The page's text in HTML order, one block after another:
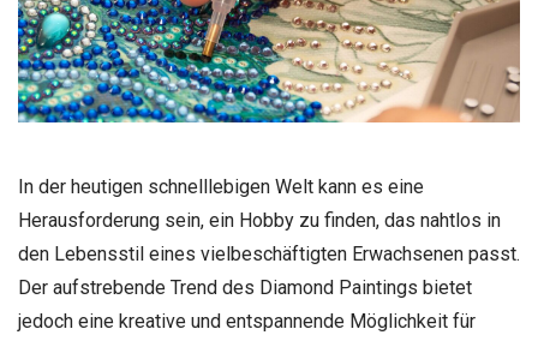
In der heutigen schnelllebigen Welt kann es eine
Herausforderung sein, ein Hobby zu finden, das nahtlos in
den Lebensstil eines vielbeschäftigten Erwachsenen passt.
Der aufstrebende Trend des Diamond Paintings bietet
jedoch eine kreative und entspannende Möglichkeit für